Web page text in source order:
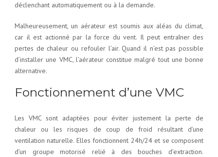
déclenchant automatiquement ou à la demande.
Malheureusement, un aérateur est soumis aux aléas du climat,
car il est actionné par la force du vent. Il peut entraîner des
pertes de chaleur ou refouler l’air. Quand il n’est pas possible
d’installer une VMC, l’aérateur constitue malgré tout une bonne
alternative.
Fonctionnement d’une VMC
Les VMC sont adaptées pour éviter justement la perte de
chaleur ou les risques de coup de froid résultant d’une
ventilation naturelle. Elles fonctionnent 24h/24 et se composent
d’un groupe motorisé relié à des bouches d’extraction.